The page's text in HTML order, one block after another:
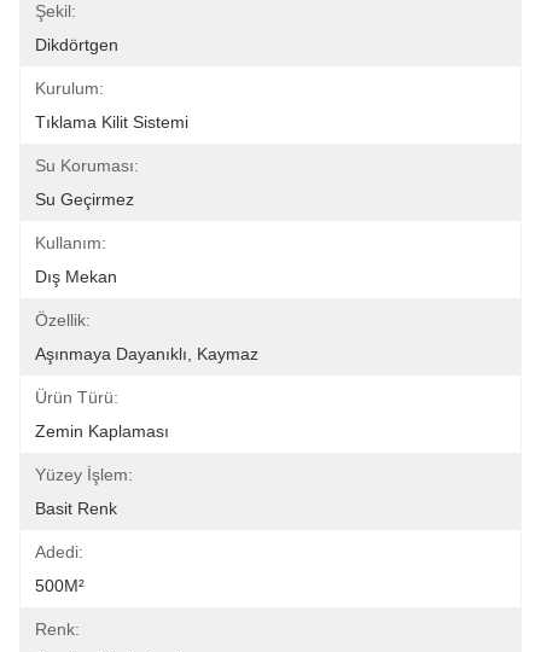
Şekil:
Dikdörtgen
Kurulum:
Tıklama Kilit Sistemi
Su Koruması:
Su Geçirmez
Kullanım:
Dış Mekan
Özellik:
Aşınmaya Dayanıklı, Kaymaz
Ürün Türü:
Zemin Kaplaması
Yüzey İşlem:
Basit Renk
Adedi:
500M²
Renk: